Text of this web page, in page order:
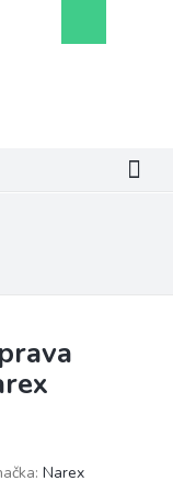
košík
Narex